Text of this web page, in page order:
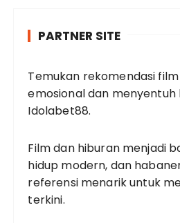
PARTNER SITE
Temukan rekomendasi
emosional dan menyentuh
Idolabet88.
Film dan hiburan menjadi
hidup modern, dan
referensi menarik untuk
terkini.